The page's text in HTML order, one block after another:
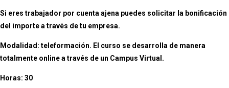
Si eres trabajador por cuenta ajena puedes solicitar la bonificación
del importe a través de tu empresa.
Modalidad: teleformación. El curso se desarrolla de manera
totalmente online a través de un Campus Virtual.
Horas: 30